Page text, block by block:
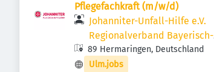
Pflegefachkraft (m/w/d)
Johanniter-Unfall-Hilfe e.V.
Regionalverband Bayerisch-
Schwaben
89 Hermaringen, Deutschland
Ulm.jobs